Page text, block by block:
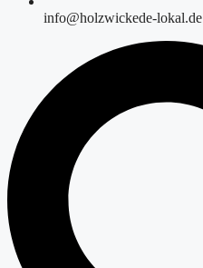
info@holzwickede-lokal.de